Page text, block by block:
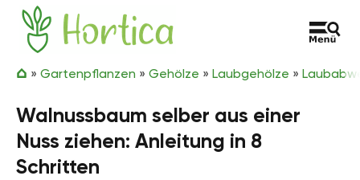
Zum Inhalt springen
Hortica
» Gartenpflanzen » Gehölze » Laubgehölze »
Walnussbaum selber aus einer
Nuss ziehen: Anleitung in 8
Schritten